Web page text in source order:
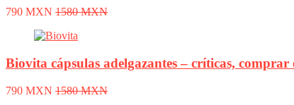
790 MXN 1580 MXN
Biovita cápsulas adelgazantes – críticas,
790 MXN 1580 MXN